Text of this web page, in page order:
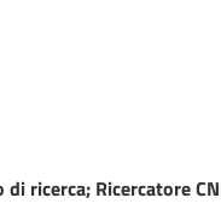
ricerca; Ricercatore